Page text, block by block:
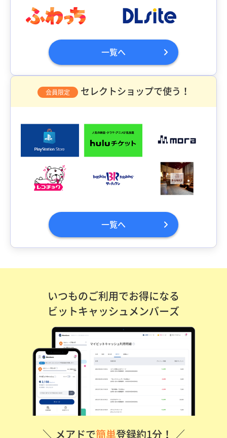
一覧へ
会員限定 セレクトショップで使う！
一覧へ
いつものご利用でお得になる
ビットキャッシュメンバーズ
＼ メアドで簡単登録約1分！ ／